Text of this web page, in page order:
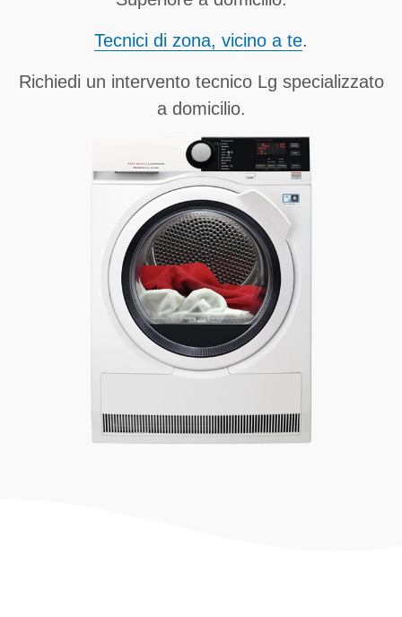
Tecnici di zona, vicino a te.
Richiedi un intervento tecnico Lg specializzato
a domicilio.